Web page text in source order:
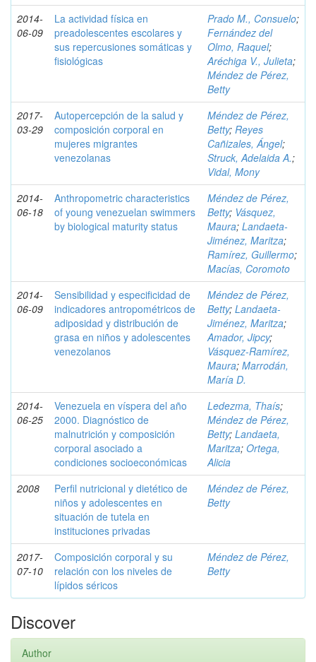
2014-
06-09
La actividad física en
preadolescentes escolares y
sus repercusiones somáticas y
fisiológicas
Prado M., Consuelo;
Fernández del
Olmo, Raquel;
Aréchiga V., Julieta;
Méndez de Pérez,
Betty
2017-
03-29
Autopercepción de la salud y
composición corporal en
mujeres migrantes
venezolanas
Méndez de Pérez,
Betty; Reyes
Cañizales, Ángel;
Struck, Adelaida A.;
Vidal, Mony
2014-
06-18
Anthropometric characteristics
of young venezuelan swimmers
by biological maturity status
Méndez de Pérez,
Betty; Vásquez,
Maura; Landaeta-
Jiménez, Maritza;
Ramírez, Guillermo;
Macías, Coromoto
2014-
06-09
Sensibilidad y especificidad de
indicadores antropométricos de
adiposidad y distribución de
grasa en niños y adolescentes
venezolanos
Méndez de Pérez,
Betty; Landaeta-
Jiménez, Maritza;
Amador, Jipcy;
Vásquez-Ramírez,
Maura; Marrodán,
María D.
2014-
06-25
Venezuela en víspera del año
2000. Diagnóstico de
malnutrición y composición
corporal asociado a
condiciones socioeconómicas
Ledezma, Thaís;
Méndez de Pérez,
Betty; Landaeta,
Maritza; Ortega,
Alicia
2008
Perfil nutricional y dietético de
niños y adolescentes en
situación de tutela en
instituciones privadas
Méndez de Pérez,
Betty
2017-
07-10
Composición corporal y su
relación con los niveles de
lípidos séricos
Méndez de Pérez,
Betty
Discover
Author